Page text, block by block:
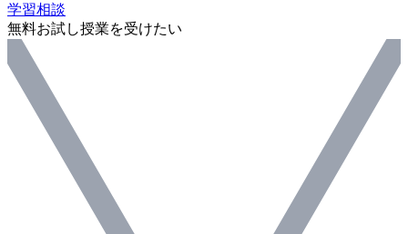
学習相談
無料お試し授業を受けたい